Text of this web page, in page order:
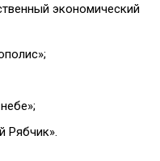
экономический
Рябчик».